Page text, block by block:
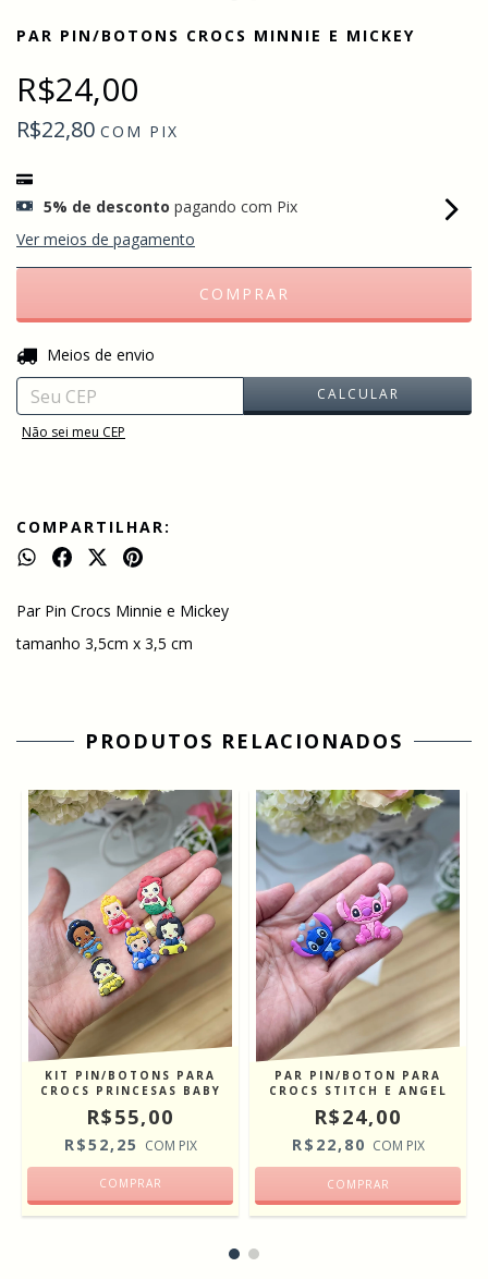
PAR PIN/BOTONS CROCS MINNIE E MICKEY
R$24,00
R$22,80 COM PIX
5% de desconto pagando com Pix
Ver meios de pagamento
Entregas para o CEP:
Meios de envio
CALCULAR
Não sei meu CEP
COMPARTILHAR:
Par Pin Crocs Minnie e Mickey
tamanho 3,5cm x 3,5 cm
PRODUTOS RELACIONADOS
KIT PIN/BOTONS PARA
CROCS PRINCESAS BABY
R$55,00
R$52,25 COM PIX
COMPRAR
PAR PIN/BOTON PARA
CROCS STITCH E ANGEL
R$24,00
R$22,80 COM PIX